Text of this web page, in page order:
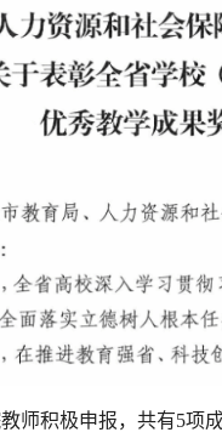
师积极申报，共有5